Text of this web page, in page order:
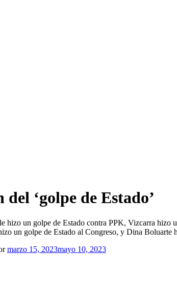
‘golpe de Estado’
hizo un golpe de Estado contra PPK, Vizcarra hizo
un golpe de Estado al Congreso, y Dina
marzo 15, 2023mayo 10, 2023